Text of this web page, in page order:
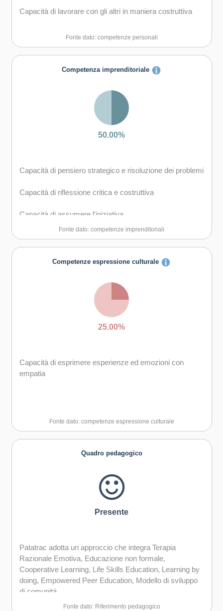
Capacità di lavorare con gli altri in maniera costruttiva
Capacità di comunicare costruttivamente in ambienti
Capacità di creare fiducia e provare empatia
Capacità di gestire il proprio apprendimento e la propria
Fonte dato: competenze personali
Competenza imprenditoriale
50.00%
Capacità di pensiero strategico e risoluzione dei problemi
Capacità di riflessione critica e costruttiva
Capacità di assumere l'iniziativa
gruppo sia in maniera autonoma
Capacità di comunicare e negoziare efficacemente con
Capacità di motivare gli altri e valorizzare le loro idee, di
Fonte dato: competenze imprenditoriali
Competenze espressione culturale
25.00%
Capacità di esprimere esperienze ed emozioni con
empatia
Fonte dato: competenze espressione culturale
Quadro pedagogico
Presente
Patatrac adotta un approccio che integra Terapia
Razionale Emotiva, Educazione non formale,
Cooperative Learning, Life Skills Education, Learning by
doing, Empowered Peer Education, Modello di sviluppo
di comunità.
Ulteriori spunti arrivano dal pensiero di Ellis Paul
Fonte dato: Riferimento pedagogico